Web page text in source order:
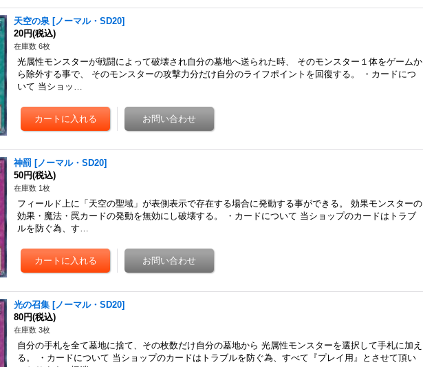
天空の泉 [ノーマル・SD20]
20円(税込)
在庫数 6枚
光属性モンスターが戦闘によって破壊され自分の墓地へ送られた時、 そのモンスター１体をゲームか
ら除外する事で、 そのモンスターの攻撃力分だけ自分のライフポイントを回復する。 ・カードにつ
いて 当ショッ…
神罰 [ノーマル・SD20]
50円(税込)
在庫数 1枚
フィールド上に「天空の聖域」が表側表示で存在する場合に発動する事ができる。 効果モンスターの
効果・魔法・罠カードの発動を無効にし破壊する。 ・カードについて 当ショップのカードはトラブ
ルを防ぐ為、す…
光の召集 [ノーマル・SD20]
80円(税込)
在庫数 3枚
自分の手札を全て墓地に捨て、その枚数だけ自分の墓地から 光属性モンスターを選択して手札に加え
る。 ・カードについて 当ショップのカードはトラブルを防ぐ為、すべて『プレイ用』とさせて頂い